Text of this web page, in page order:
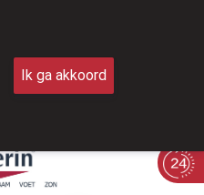
Ik ga akkoord